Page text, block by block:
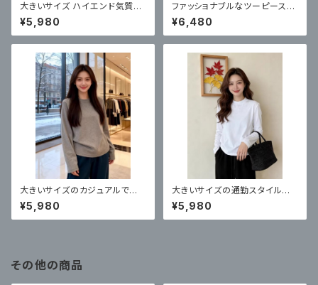
大きいサイズ ハイエンド気質ボ
トリングトップス
¥5,980
ファッショナブルなツーピース対
照的 V ネック長袖 T シャツ
¥6,480
大きいサイズのカジュアルで多
用途なミニマリストスタイルの無
地長袖Tシャツ
¥5,980
大きいサイズの通勤スタイル白
ラウンドネック長袖 T シャツ
¥5,980
その他の商品